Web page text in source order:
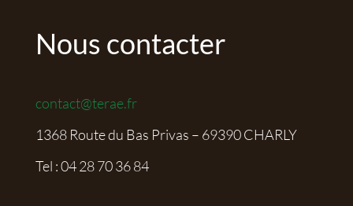
Nous contacter
contact@terae.fr
1368 Route du Bas Privas – 69390 CHARLY
Tel :04 28 70 36 84